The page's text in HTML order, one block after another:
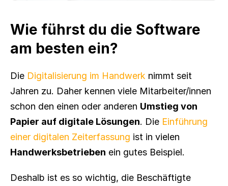
Wie führst du die Software
am besten ein?
Die Digitalisierung im Handwerk nimmt seit
Jahren zu. Daher kennen viele Mitarbeiter/innen
schon den einen oder anderen Umstieg von
Papier auf digitale Lösungen. Die Einführung
einer digitalen Zeiterfassung
Handwerksbetrieben ein gutes Beispiel.
Deshalb ist es so wichtig, die Beschäftigte